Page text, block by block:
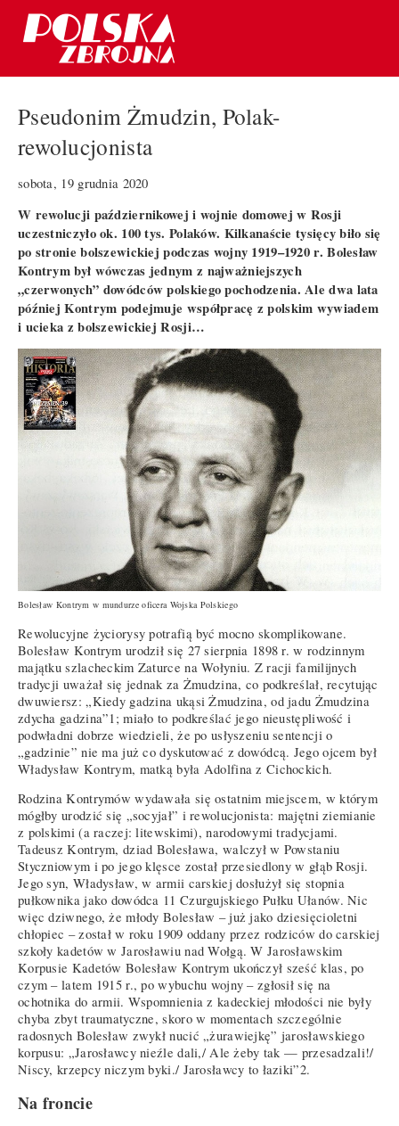
Pseudonim Żmudzin, Polak-
rewolucjonista
sobota, 19 grudnia 2020
W rewolucji październikowej i wojnie domowej w Rosji
uczestniczyło ok. 100 tys. Polaków. Kilkanaście tysięcy biło się
po stronie bolszewickiej podczas wojny 1919–1920 r. Bolesław
Kontrym był wówczas jednym z najważniejszych
„czerwonych” dowódców polskiego pochodzenia. Ale dwa lata
później Kontrym podejmuje współpracę z polskim wywiadem
i ucieka z bolszewickiej Rosji…
Bolesław Kontrym w mundurze oficera Wojska Polskiego
Rewolucyjne życiorysy potrafią być mocno skomplikowane.
Bolesław Kontrym urodził się 27 sierpnia 1898 r. w rodzinnym
majątku szlacheckim Zaturce na Wołyniu. Z racji familijnych
tradycji uważał się jednak za Żmudzina, co podkreślał, recytując
dwuwiersz: „Kiedy gadzina ukąsi Żmudzina, od jadu Żmudzina
zdycha gadzina”1; miało to podkreślać jego nieustępliwość i
podwładni dobrze wiedzieli, że po usłyszeniu sentencji o
„gadzinie” nie ma już co dyskutować z dowódcą. Jego ojcem był
Władysław Kontrym, matką była Adolfina z Cichockich.
Rodzina Kontrymów wydawała się ostatnim miejscem, w którym
mógłby urodzić się „socyjał” i rewolucjonista: majętni ziemianie
z polskimi (a raczej: litewskimi), narodowymi tradycjami.
Tadeusz Kontrym, dziad Bolesława, walczył w Powstaniu
Styczniowym i po jego klęsce został przesiedlony w głąb Rosji.
Jego syn, Władysław, w armii carskiej dosłużył się stopnia
pułkownika jako dowódca 11 Czurgujskiego Pułku Ułanów. Nic
więc dziwnego, że młody Bolesław – już jako dziesięcioletni
chłopiec – został w roku 1909 oddany przez rodziców do carskiej
szkoły kadetów w Jarosławiu nad Wołgą. W Jarosławskim
Korpusie Kadetów Bolesław Kontrym ukończył sześć klas, po
czym – latem 1915 r., po wybuchu wojny – zgłosił się na
ochotnika do armii. Wspomnienia z kadeckiej młodości nie były
chyba zbyt traumatyczne, skoro w momentach szczególnie
radosnych Bolesław zwykł nucić „żurawiejkę” jarosławskiego
korpusu: „Jarosławcy nieźle dali,/ Ale żeby tak — przesadzali!/
Niscy, krzepcy niczym byki./ Jarosławcy to łaziki”2.
Na froncie